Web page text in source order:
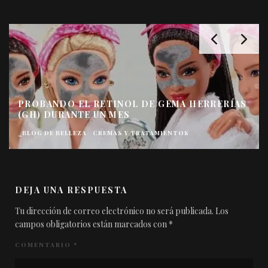
PROBANDO EL RETINOL DE GEMA HERRERÍAS
(GH) DURANTE UN MES
_BLOG DE BELLEZA CREMAS Y TRATAMIENTOS
DEJA UNA RESPUESTA
Tu dirección de correo electrónico no será publicada. Los
campos obligatorios están marcados con *
COMENTARIO *